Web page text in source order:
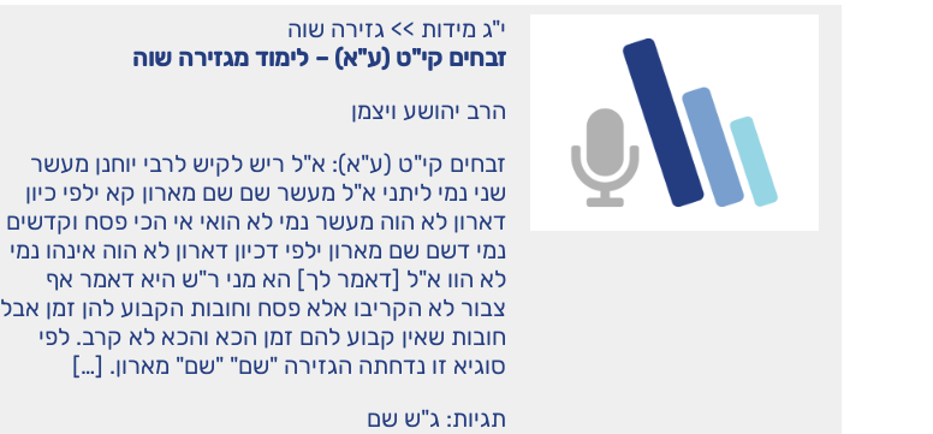
י"ג מידות >>גזירה שוה
זבחים קי"ט (ע"א) – לימוד מגזירה שוה
הרב יהושע ויצמן
זבחים קי"ט (ע"א): א"ל ריש לקיש לרבי יוחנן מעשר
שני נמי ליתני א"ל מעשר שם שם מארון קא ילפי כיון
דארון לא הוה מעשר נמי לא הואי אי הכי פסח וקדשים
נמי דשם שם מארון ילפי דכיון דארון לא הוה אינהו נמי
לא הוו א"ל [דאמר לך] הא מני ר"ש היא דאמר אף
צבור לא הקריבו אלא פסח וחובות הקבוע להן זמן אבל
חובות שאין קבוע להם זמן הכא והכא לא קרב. לפי
סוגיא זו נדחתה הגזירה "שם" "שם" מארון. […]
תגיות:ג"ש שם